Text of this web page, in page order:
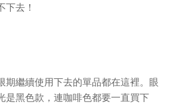
下去！
期繼續使用下去的單品都在這裡。眼
是黑色款，連咖啡色都要一直買下